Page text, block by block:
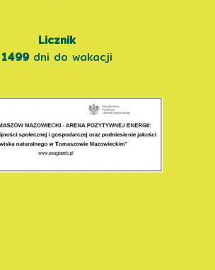
Licznik
1499dni do wakacji